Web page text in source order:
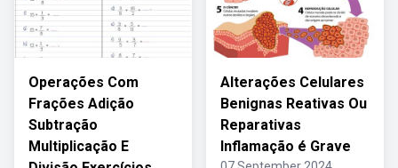
Operações Com
Frações Adição
Subtração
Multiplicação E
Alterações Celulares
Benignas Reativas Ou
Reparativas
Inflamação é Grave